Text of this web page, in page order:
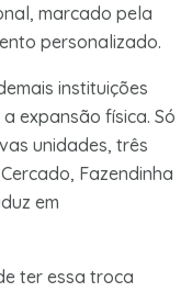
marcado pela
personalizado.
instituições
expansão física. Só
unidades, três
Fazendinha
em
ter essa troca